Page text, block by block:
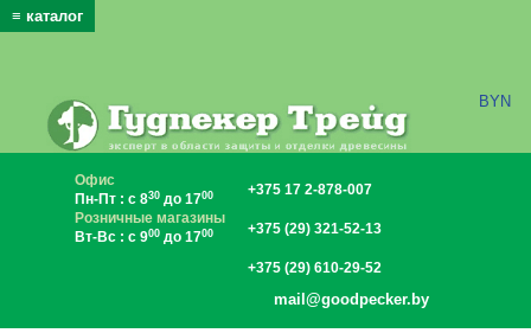
x
≡ каталог
BYN
Офис
Пн-Пт : с 830 до 1700
Розничные магазины
Вт-Вс : с 900 до 1700
+375 17 2-878-007
+375 (29) 321-52-13
+375 (29) 610-29-52
mail@goodpecker.by